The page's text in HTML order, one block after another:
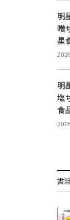
明
噌
星
明
塩
食
書